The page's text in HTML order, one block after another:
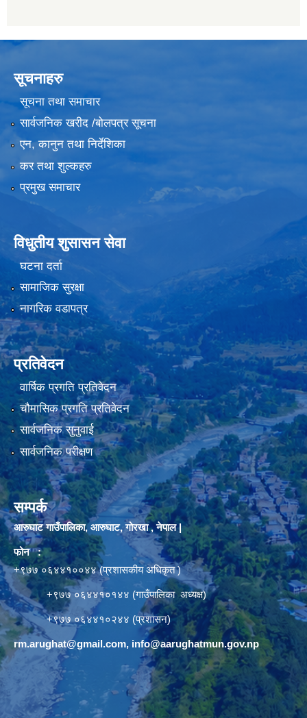
सूचनाहरु
सूचना तथा समाचार
सार्वजनिक खरीद /बोलपत्र सूचना
एन, कानुन तथा निर्देशिका
कर तथा शुल्कहरु
प्रमुख समाचार
विधुतीय शुसासन सेवा
घटना दर्ता
सामाजिक सुरक्षा
नागरिक वडापत्र
प्रतिवेदन
वार्षिक प्रगति प्रतिवेदन
चौमासिक प्रगति प्रतिवेदन
सार्वजनिक सुनुवाई
सार्वजनिक परीक्षण
सम्पर्क
आरुघाट गाउँपालिका, आरुघाट, गोरखा , नेपाल |
फोन :
+९७७ ०६४४१००४४ (प्रशासकीय अधिकृत )
+९७७ ०६४४१०१४४ (गाउँपालिका अध्यक्ष)
+९७७ ०६४४१०२४४ (प्रशासन)
rm.arughat@gmail.com, info@aarughatmun.gov.np